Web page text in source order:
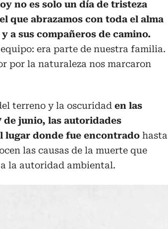
no es solo un día de tristeza
que abrazamos con toda el alma
a sus compañeros de camino.
era parte de nuestra familia.
por la naturaleza nos marcaron
terreno y la oscuridad en las
de junio, las autoridades
lugar donde fue encontrado hasta
las causas de la muerte que
la autoridad ambiental.